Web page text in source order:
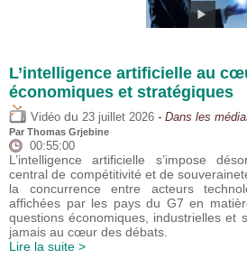
L’intelligence artificielle au
économiques et stratégiques
Vidéo du 23 juillet 2026 - Dans les
Par Thomas Grjebine
00:55:00
L’intelligence artificielle s’impose
central de compétitivité et de
la concurrence entre acteurs
affichées par les pays du G7 en
questions économiques, industrielles et
jamais au cœur des débats.
Lire la suite >